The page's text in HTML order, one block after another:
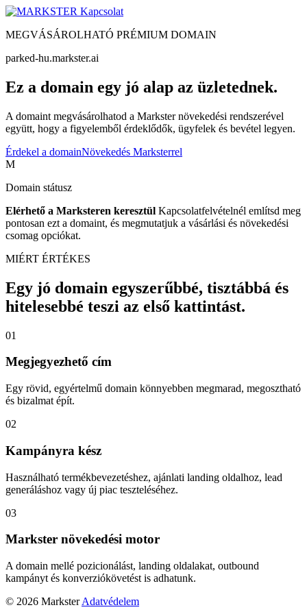
Kapcsolat
MEGVÁSÁROLHATÓ PRÉMIUM DOMAIN
parked-hu.markster.ai
Ez a domain egy jó alap az üzletednek.
A domaint megvásárolhatod a Markster növekedési rendszerével
együtt, hogy a figyelemből érdeklődők, ügyfelek és bevétel legyen.
Érdekel a domainNövekedés Marksterrel
M
Domain státusz
Elérhető a Marksteren keresztül Kapcsolatfelvételnél említsd meg
pontosan ezt a domaint, és megmutatjuk a vásárlási és növekedési
csomag opciókat.
MIÉRT ÉRTÉKES
Egy jó domain egyszerűbbé, tisztábbá és
hitelesebbé teszi az első kattintást.
01
Megjegyezhető cím
Egy rövid, egyértelmű domain könnyebben megmarad, megosztható
és bizalmat épít.
02
Kampányra kész
Használható termékbevezetéshez, ajánlati landing oldalhoz, lead
generáláshoz vagy új piac teszteléséhez.
03
Markster növekedési motor
A domain mellé pozicionálást, landing oldalakat, outbound
kampányt és konverziókövetést is adhatunk.
© 2026 Markster Adatvédelem